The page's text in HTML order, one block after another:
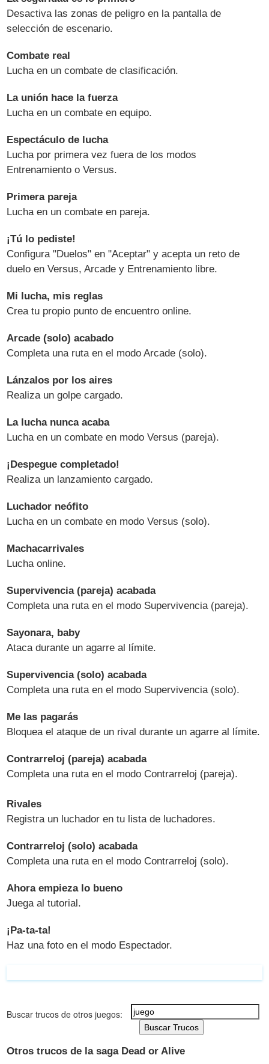
Desactiva las zonas de peligro en la pantalla de
selección de escenario.
Combate real
Lucha en un combate de clasificación.
La unión hace la fuerza
Lucha en un combate en equipo.
Espectáculo de lucha
Lucha por primera vez fuera de los modos
Entrenamiento o Versus.
Primera pareja
Lucha en un combate en pareja.
¡Tú lo pediste!
Configura "Duelos" en "Aceptar" y acepta un reto de
duelo en Versus, Arcade y Entrenamiento libre.
Mi lucha, mis reglas
Crea tu propio punto de encuentro online.
Arcade (solo) acabado
Completa una ruta en el modo Arcade (solo).
Lánzalos por los aires
Realiza un golpe cargado.
La lucha nunca acaba
Lucha en un combate en modo Versus (pareja).
¡Despegue completado!
Realiza un lanzamiento cargado.
Luchador neófito
Lucha en un combate en modo Versus (solo).
Machacarrivales
Lucha online.
Supervivencia (pareja) acabada
Completa una ruta en el modo Supervivencia (pareja).
Sayonara, baby
Ataca durante un agarre al límite.
Supervivencia (solo) acabada
Completa una ruta en el modo Supervivencia (solo).
Me las pagarás
Bloquea el ataque de un rival durante un agarre al límite.
Contrarreloj (pareja) acabada
Completa una ruta en el modo Contrarreloj (pareja).
Rivales
Registra un luchador en tu lista de luchadores.
Contrarreloj (solo) acabada
Completa una ruta en el modo Contrarreloj (solo).
Ahora empieza lo bueno
Juega al tutorial.
¡Pa-ta-ta!
Haz una foto en el modo Espectador.
Buscar trucos de otros juegos:
Buscar Trucos
Otros trucos de la saga Dead or Alive